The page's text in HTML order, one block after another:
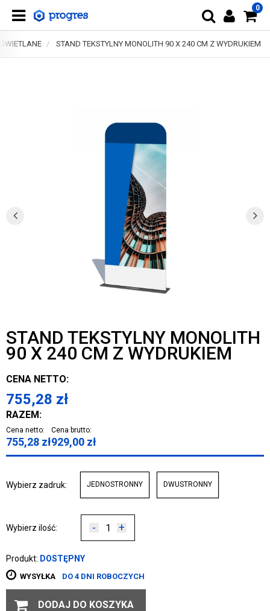
0
STAND TEKSTYLNY MONOLITH 90 X 240 CM Z WYDRUKIEM
STAND TEKSTYLNY MONOLITH
90 X 240 CM Z WYDRUKIEM
CENA NETTO:
755,28 zł
RAZEM:
Cena netto:
755,28 zł
Cena brutto:
929,00 zł
Wybierz zadruk: JEDNOSTRONNY DWUSTRONNY
Wybierz ilość: - +
Produkt: DOSTĘPNY
WYSYŁKA DO 4 DNI ROBOCZYCH
DODAJ DO KOSZYKA